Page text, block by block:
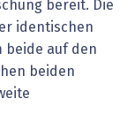
bereit. Die
identischen
beide auf den
beiden